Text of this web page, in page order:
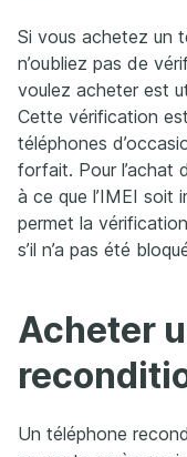
Si vous achetez un
n’oubliez pas de
voulez acheter est
Cette vérification
téléphones
forfait. Pour l’achat
à ce que l’IMEI soit
permet la
s’il n’a pas été
Acheter
Un téléphone